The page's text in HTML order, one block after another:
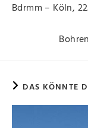
Bdrmm – Köln,
DAS KÖNNTE